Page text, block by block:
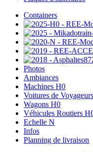
Containers
Photos
Ambiances
Machines H0
Voitures de
Wagons H0
Véhicules Routiers
Echelle N
Infos
Planning de livraison